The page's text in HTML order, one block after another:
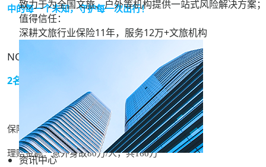
致力于为全国文旅、户外等机构提供一站式风险解决方案；
值得信任：
深耕文旅行业保险11年，服务12万+文旅机构
资讯中心
中的每一个未知，守护每一次出行！
NO.1
2名向导身故赔付160万
保险产品：保游天下高额保障计划
理赔金额：意外身故80万/人，共160万